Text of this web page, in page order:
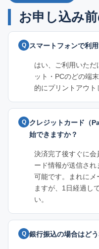
お申し込み
スマートフォンで利
はい、ご利用いた
ット・PCのどの端
的にプリントアウト
クレジットカード（
始できますか？
決済完了後すぐに会
ード情報が送信さ
可能です。まれにメ
ますが、1日経過し
い。
銀行振込の場合はど